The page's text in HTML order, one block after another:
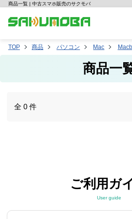
商品一覧 | 中古スマホ販売のサクモバ
TOP 商品 パソコン Mac
商品一
全 0 件
ご利用ガ
User guide